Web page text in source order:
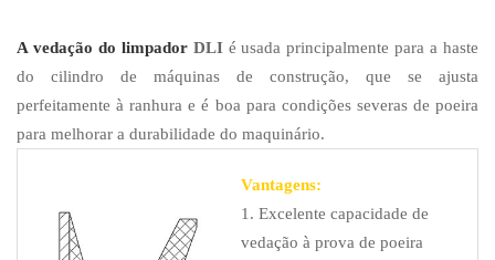
A vedação do limpador DLIé usada principalmente para a haste
do cilindro de máquinas de construção, que se ajusta
perfeitamente à ranhura e é boa para condições severas de poeira
para melhorar a durabilidade do maquinário.
Vantagens:
1. Excelente capacidade de
vedação à prova de poeira